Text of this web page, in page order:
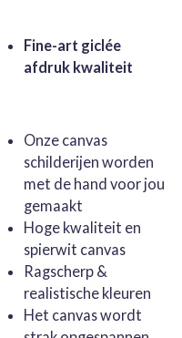
Fine-art giclée
afdruk kwaliteit
Onze canvas
schilderijen worden
met de hand voor jou
gemaakt
Hoge kwaliteit en
spierwit canvas
Ragscherp &
realistische kleuren
Het canvas wordt